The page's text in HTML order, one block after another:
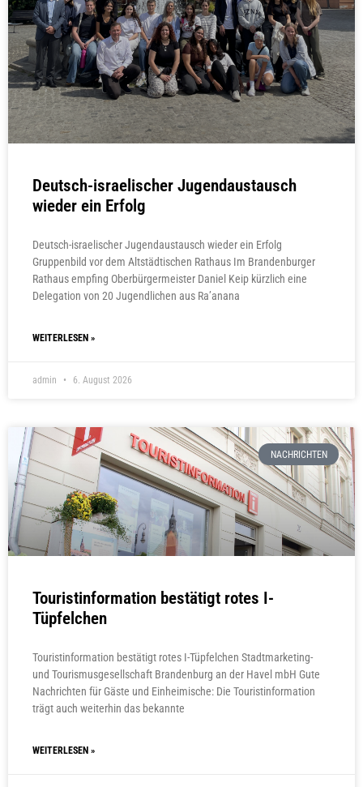
Deutsch-israelischer Jugendaustausch
wieder ein Erfolg
Deutsch-israelischer Jugendaustausch wieder ein Erfolg
Gruppenbild vor dem Altstädtischen Rathaus Im Brandenburger
Rathaus empfing Oberbürgermeister Daniel Keip kürzlich eine
Delegation von 20 Jugendlichen aus Ra’anana
WEITERLESEN »
admin 6. August 2026
NACHRICHTEN
Touristinformation bestätigt rotes I-
Tüpfelchen
Touristinformation bestätigt rotes I-Tüpfelchen Stadtmarketing-
und Tourismusgesellschaft Brandenburg an der Havel mbH Gute
Nachrichten für Gäste und Einheimische: Die Touristinformation
trägt auch weiterhin das bekannte
WEITERLESEN »